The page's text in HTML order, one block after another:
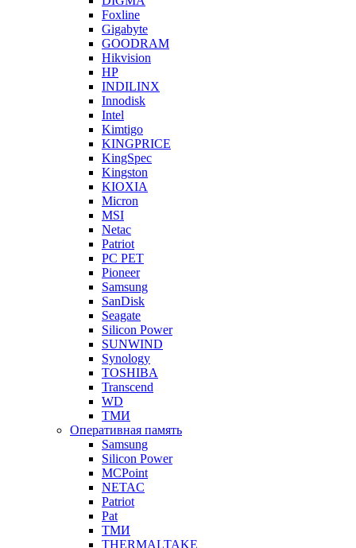
Foxline
Gigabyte
GOODRAM
Hikvision
HP
INDILINX
Innodisk
Intel
Kimtigo
KINGPRICE
KingSpec
Kingston
KIOXIA
Micron
MSI
Netac
Patriot
PC PET
Pioneer
Samsung
SanDisk
Seagate
Silicon Power
SUNWIND
Synology
TOSHIBA
Transcend
WD
ТМИ
Оперативная память
Samsung
Silicon Power
MCPoint
NETAC
Patriot
Pat
ТМИ
THERMALTAKE